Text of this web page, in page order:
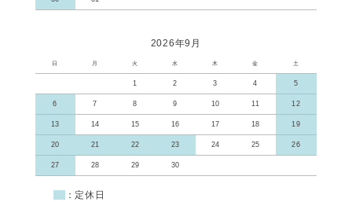
2026年9月
日 月 火 水 木 金 土
1 2 3 4 5
6 7 8 9 10 11 12
13 14 15 16 17 18 19
20 21 22 23 24 25 26
27 28 29 30
：定休日